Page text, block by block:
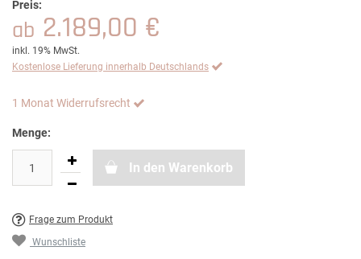
Preis:
ab 2.189,00 €
inkl. 19% MwSt.
Kostenlose Lieferung innerhalb Deutschlands
1 Monat Widerrufsrecht
Menge:
In den Warenkorb
Frage zum Produkt
Wunschliste